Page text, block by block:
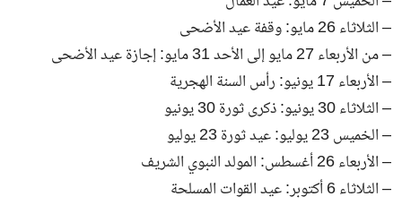
– الثلاثاء 26 مايو: وقفة عيد الأضحى
– من الأربعاء 27 مايو إلى الأحد 31 مايو: إجازة عيد الأضحى
– الأربعاء 17 يونيو: رأس السنة الهجرية
– الثلاثاء 30 يونيو: ذكرى ثورة 30 يونيو
– الخميس 23 يوليو: عيد ثورة 23 يوليو
– الأربعاء 26 أغسطس: المولد النبوي الشريف
– الثلاثاء 6 أكتوبر: عيد القوات المسلحة